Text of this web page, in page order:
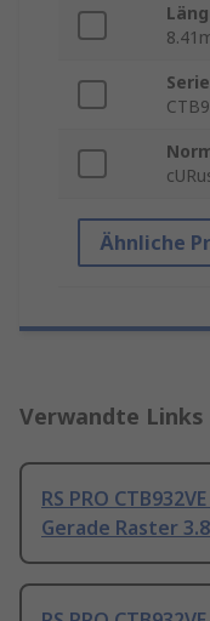
Serie
Ähnliche
Verwandte Links
RS PRO
Gerade Raster